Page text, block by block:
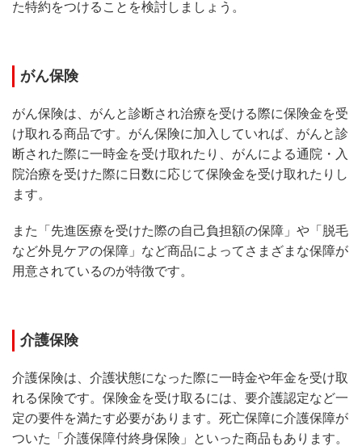
た特約をつけることを検討しましょう。
がん保険
がん保険は、がんと診断され治療を受ける際に保険金を受
け取れる商品です。がん保険に加入していれば、がんと診
断された際に一時金を受け取れたり、がんによる通院・入
院治療を受けた際に日数に応じて保険金を受け取れたりし
ます。
また「先進医療を受けた際の自己負担額の保障」や「脱毛
など外見ケアの保障」など商品によってさまざまな保障が
用意されているのが特徴です。
介護保険
介護保険は、介護状態になった際に一時金や年金を受け取
れる保険です。保険金を受け取るには、要介護認定など一
定の要件を満たす必要があります。死亡保障に介護保障が
ついた「介護保障付終身保険」といった商品もあります。